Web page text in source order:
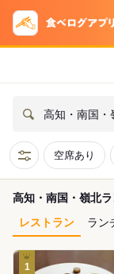
高知・南国・
空席あり
高知・南国・嶺北
レストラン
ラン
1